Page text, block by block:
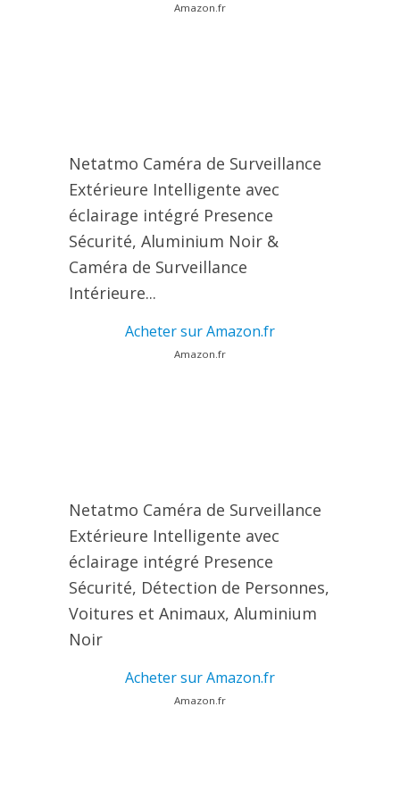
Amazon.fr
Netatmo Caméra de Surveillance
Extérieure Intelligente avec
éclairage intégré Presence
Sécurité, Aluminium Noir &
Caméra de Surveillance
Intérieure...
Acheter sur Amazon.fr
Amazon.fr
Netatmo Caméra de Surveillance
Extérieure Intelligente avec
éclairage intégré Presence
Sécurité, Détection de Personnes,
Voitures et Animaux, Aluminium
Noir
Acheter sur Amazon.fr
Amazon.fr